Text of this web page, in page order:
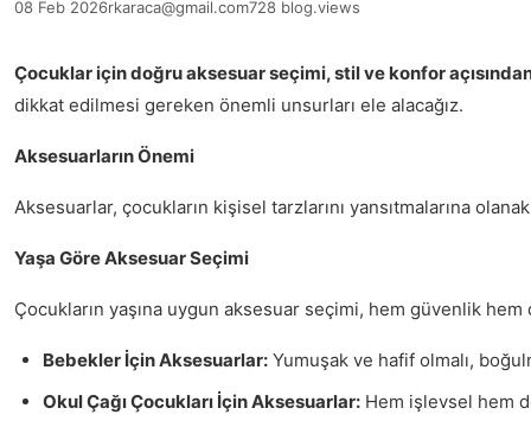
08 Feb 2026rkaraca@gmail.com728 blog.views
Çocuklar için doğru aksesuar seçimi, stil ve konfor
dikkat edilmesi gereken önemli unsurları ele alacağız.
Aksesuarların Önemi
Aksesuarlar, çocukların kişisel tarzlarını yansıtmalarına
Yaşa Göre Aksesuar Seçimi
Çocukların yaşına uygun aksesuar seçimi, hem güvenlik
Bebekler İçin Aksesuarlar: Yumuşak ve hafif olmalı,
Okul Çağı Çocukları İçin Aksesuarlar: Hem işlevsel hem